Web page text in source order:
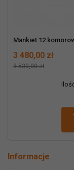
Mankiet 12
Cena
3 480,00 zł
Normalna cena
3 530,00 zł
Informacje